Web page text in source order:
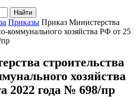
Найти
Приказы Приказ Министерства
коммунального хозяйства РФ от 25
пр
строительства
хозяйства
2022 года № 698/пр